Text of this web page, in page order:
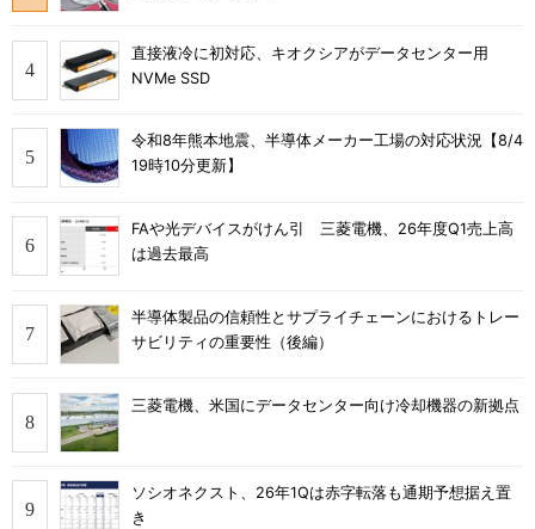
直接液冷に初対応、キオクシアがデータセンター用
NVMe SSD
令和8年熊本地震、半導体メーカー工場の対応状況【8/4
19時10分更新】
FAや光デバイスがけん引 三菱電機、26年度Q1売上高
は過去最高
半導体製品の信頼性とサプライチェーンにおけるトレー
サビリティの重要性（後編）
三菱電機、米国にデータセンター向け冷却機器の新拠点
ソシオネクスト、26年1Qは赤字転落も通期予想据え置
き